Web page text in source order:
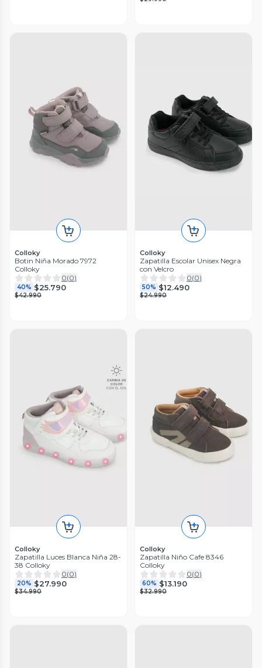
Colloky
Botin Niña Morado 7972
Colloky
0(0)
40% $25.790
$42.990
Colloky
Zapatilla Escolar Unisex Negra
con Velcro
0(0)
50% $12.490
$24.990
Colloky
Zapatilla Luces Blanca Niña 28-
38 Colloky
0(0)
20% $27.990
$34.990
Colloky
Zapatilla Niño Cafe 8346
Colloky
0(0)
60% $13.190
$32.990